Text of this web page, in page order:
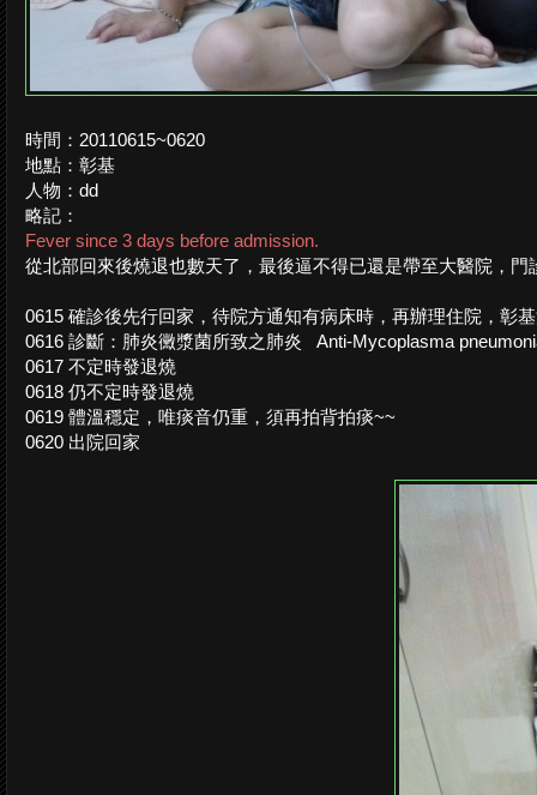
時間：20110615~0620
地點：彰基
人物：dd
略記：
Fever since 3 days before admission.
從北部回來後燒退也數天了，最後逼不得已還是帶至大醫院，
0615 確診後先行回家，待院方通知有病床時，再辦理住院，彰
0616 診斷：肺炎黴漿菌所致之肺炎 Anti-Mycoplasma
0617 不定時發退燒
0618 仍不定時發退燒
0619 體溫穩定，唯痰音仍重，須再拍背拍痰~~
0620 出院回家